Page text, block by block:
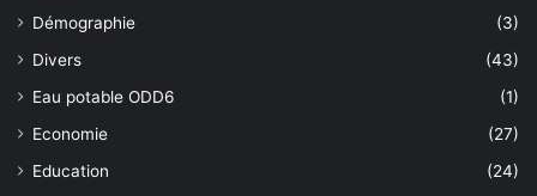
Démographie
(3)
Divers
(43)
Eau potable ODD6
(1)
Economie
(27)
Education
(24)